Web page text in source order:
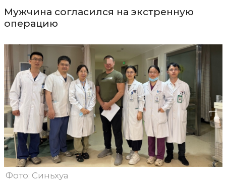
Мужчина согласился на экстренную
операцию
Фото: Синьхуа